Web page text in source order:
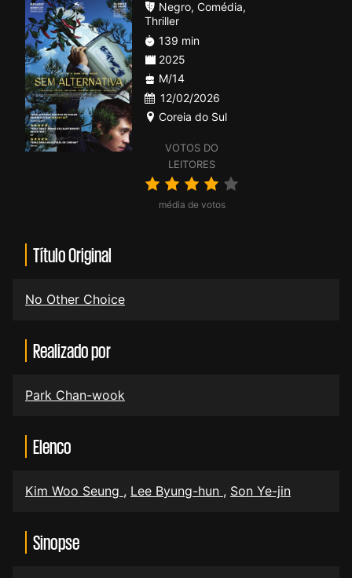
VOTOS DO
LEITORES
média de votos
Negro, Comédia,
Thriller
139 min
2025
M/14
12/02/2026
Coreia do Sul
Título Original
No Other Choice
Realizado por
Park Chan-wook
Elenco
Kim Woo Seung , Lee Byung-hun , Son Ye-jin
Sinopse